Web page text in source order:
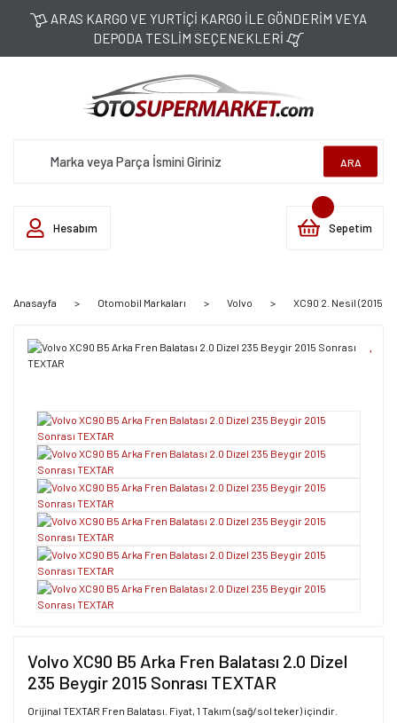
ARAS KARGO VE YURTİÇİ KARGO İLE GÖNDERİM VEYA
DEPODA TESLİM SEÇENEKLERİ
ARA
Hesabım Sepetim
Anasayfa Otomobil Markaları Volvo XC90 2. Nesil (2015
Volvo XC90 B5 Arka Fren Balatası 2.0 Dizel
235 Beygir 2015 Sonrası TEXTAR
Orijinal TEXTAR Fren Balatası. Fiyat, 1 Takım (sağ/sol teker) içindir.